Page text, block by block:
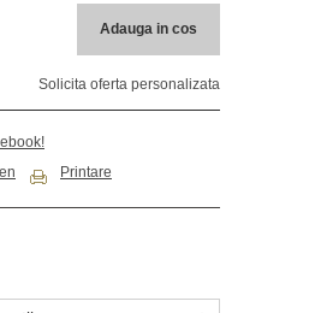
Adauga in cos
Solicita oferta personalizata
Printare